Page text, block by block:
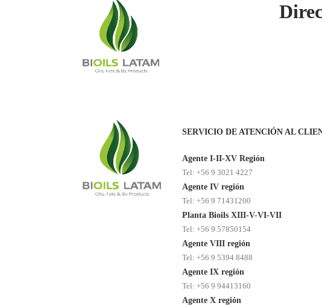
SERVICIO DE ATENCIÓN AL
Agente I-II-XV Región
Tel: +56 9 3021 4227
Agente IV región
Tel: +56 9 71431200
Planta Bioils XIII-V-VI-VII
Tel: +56 9 57850154
Agente VIII región
Tel: +56 9 5394 8488
Agente IX región
Tel: +56 9 94413160
Agente X región